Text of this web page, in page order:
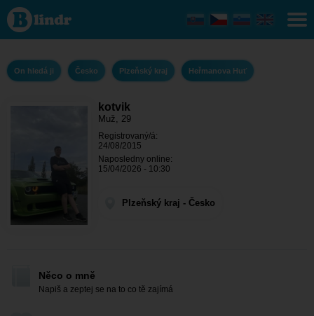
kotvik - On
hledá ji
Plzeňský
kraj -
Huť
On hledá ji Česko Plzeňský kraj Heřmanova Huť
kotvik
Muž, 29
Registrovaný/á:
24/08/2015
Naposledny online:
15/04/2026 - 10:30
Plzeňský kraj - Česko
Něco o mně
Napiš a zeptej se na to co tě zajímá